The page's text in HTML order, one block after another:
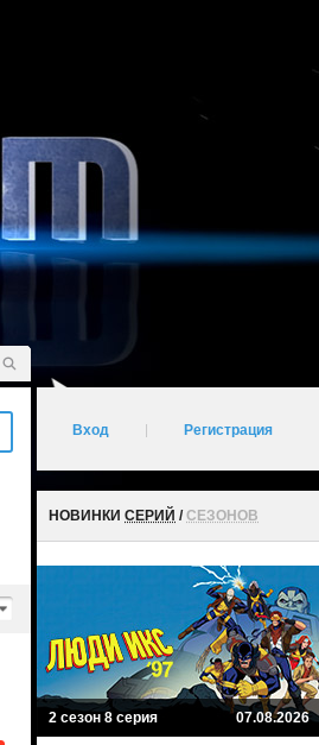
Вход Регистрация
НОВИНКИ СЕРИЙ /СЕЗОНОВ
2 сезон 8 серия 07.08.2026